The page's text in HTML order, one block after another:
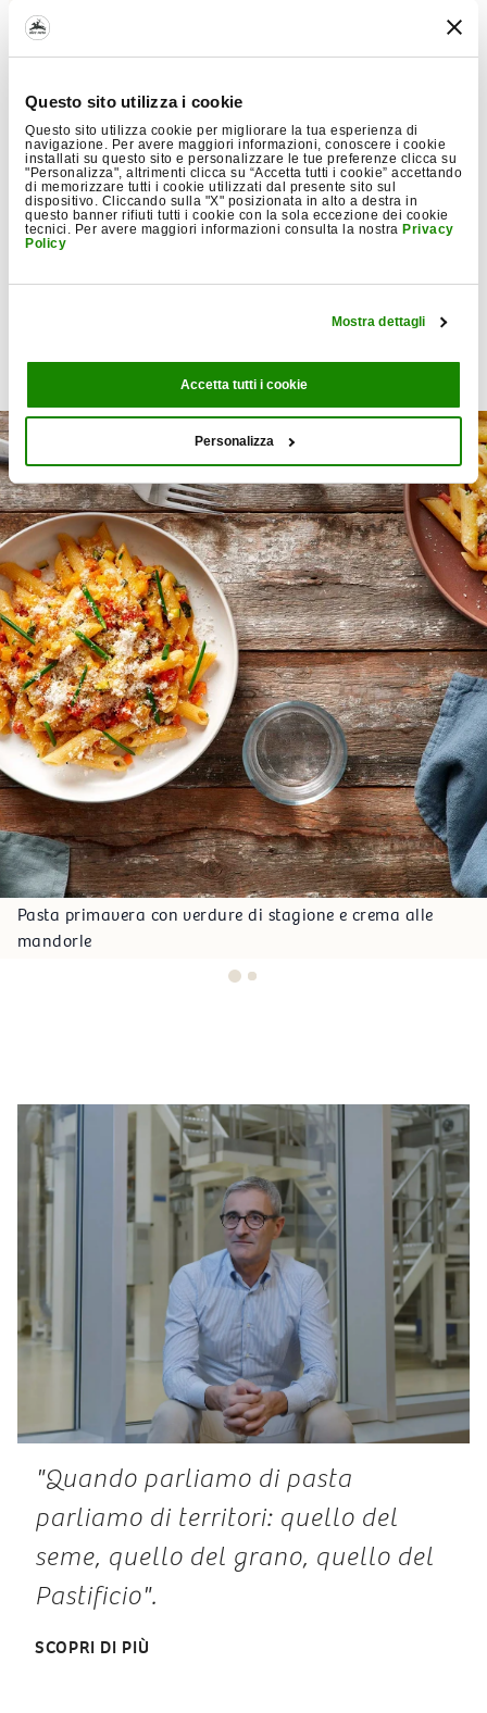
Questo sito utilizza i cookie
Questo sito utilizza cookie per migliorare la tua esperienza di
navigazione. Per avere maggiori informazioni, conoscere i cookie
installati su questo sito e personalizzare le tue preferenze clicca su
"Personalizza", altrimenti clicca su “Accetta tutti i cookie” accettando
di memorizzare tutti i cookie utilizzati dal presente sito sul
dispositivo. Cliccando sulla "X" posizionata in alto a destra in
questo banner rifiuti tutti i cookie con la sola eccezione dei cookie
tecnici. Per avere maggiori informazioni consulta la nostra Privacy
Policy
Mostra dettagli
Accetta tutti i cookie
Personalizza
200g €3,80 200g
Pasta primavera con verdure di stagione e crema alle
mandorle
"Quando parliamo di pasta
parliamo di territori: quello del
seme, quello del grano, quello del
Pastificio".
SCOPRI DI PIÙ